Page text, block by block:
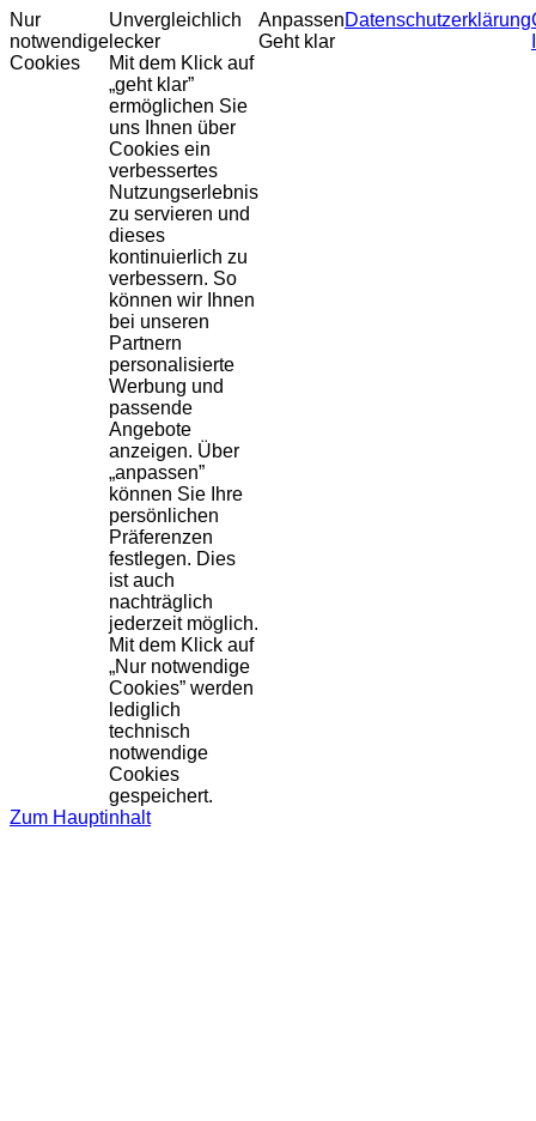
Nur
notwendige
Cookies
Unvergleichlich
lecker
Mit dem Klick auf
„geht klar”
ermöglichen Sie
uns Ihnen über
Cookies ein
verbessertes
Nutzungserlebnis
zu servieren und
dieses
kontinuierlich zu
verbessern. So
können wir Ihnen
bei unseren
Partnern
personalisierte
Werbung und
passende
Angebote
anzeigen. Über
„anpassen”
können Sie Ihre
persönlichen
Präferenzen
festlegen. Dies
ist auch
nachträglich
jederzeit möglich.
Mit dem Klick auf
„Nur notwendige
Cookies” werden
lediglich
technisch
notwendige
Cookies
gespeichert.
Anpassen
Geht klar
Datenschutzerklärung
Zum Hauptinhalt